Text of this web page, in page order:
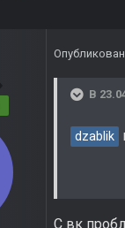
В
dzablik
С вк